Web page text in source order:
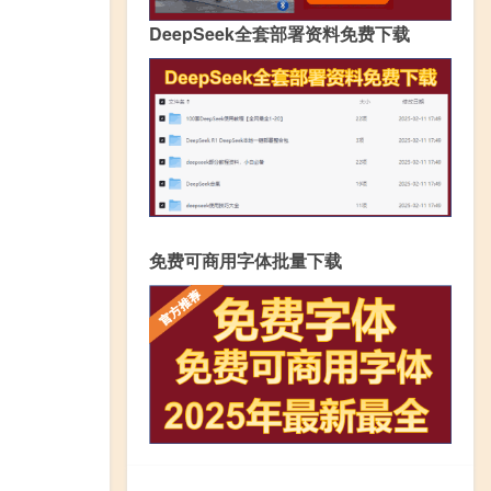
DeepSeek全套部署资料免费下载
免费可商用字体批量下载